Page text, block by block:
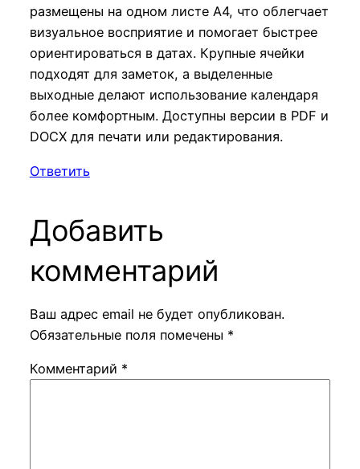
размещены на одном листе А4, что облегчает
визуальное восприятие и помогает быстрее
ориентироваться в датах. Крупные ячейки
подходят для заметок, а выделенные
выходные делают использование календаря
более комфортным. Доступны версии в PDF и
DOCX для печати или редактирования.
Ответить
Добавить
комментарий
Ваш адрес email не будет опубликован.
Обязательные поля помечены *
Комментарий *